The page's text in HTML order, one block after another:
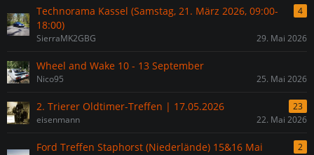
Technorama Kassel (Samstag, 21. März 2026, 09:00-
18:00)
4
SierraMK2GBG 29. Mai 2026
Wheel and Wake 10 - 13 September
Nico95 25. Mai 2026
2. Trierer Oldtimer-Treffen | 17.05.2026
23
eisenmann
22. Mai 2026
Ford Treffen Staphorst (Niederlände) 15&16 Mai
2